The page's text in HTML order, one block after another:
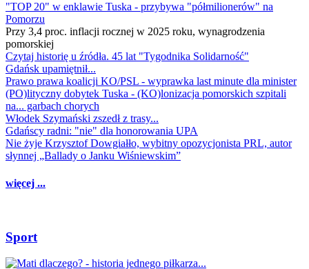
"TOP 20" w enklawie Tuska - przybywa "półmilionerów" na
Pomorzu
Przy 3,4 proc. inflacji rocznej w 2025 roku, wynagrodzenia
pomorskiej
Czytaj historię u źródła. 45 lat "Tygodnika Solidarność"
Gdańsk upamiętnił...
Prawo prawa koalicji KO/PSL - wyprawka last minute dla minister
(PO)lityczny dobytek Tuska - (KO)lonizacja pomorskich szpitali
na... garbach chorych
Włodek Szymański zszedł z trasy...
Gdańscy radni: "nie" dla honorowania UPA
Nie żyje Krzysztof Dowgiałło, wybitny opozycjonista PRL, autor
słynnej „Ballady o Janku Wiśniewskim”
więcej ...
Sport